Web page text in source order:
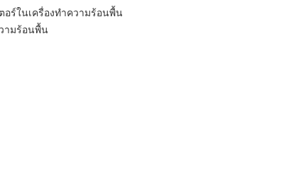
ร์ในเครื่องทําความร้อนพื้น
ามร้อนพื้น